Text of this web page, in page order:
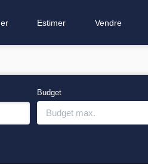
Estimer Vendre
Budget